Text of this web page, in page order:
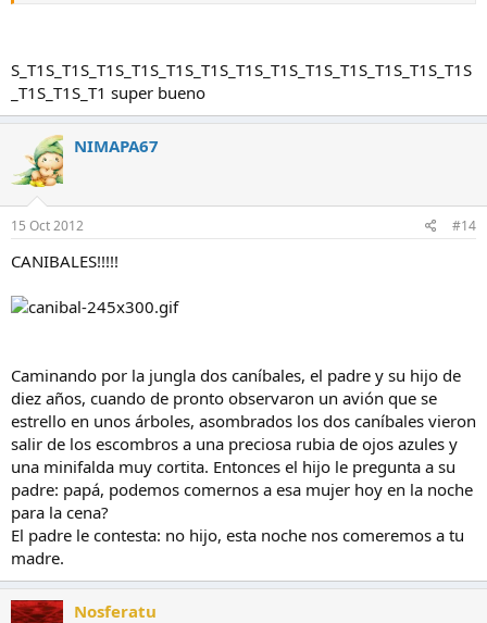
S_T1S_T1S_T1S_T1S_T1S_T1S_T1S_T1S_T1S_T1S_T1S_T1S_T1S
_T1S_T1S_T1 super bueno
NIMAPA67
15 Oct 2012 #14
CANIBALES!!!!!
Caminando por la jungla dos caníbales, el padre y su hijo de
diez años, cuando de pronto observaron un avión que se
estrello en unos árboles, asombrados los dos caníbales vieron
salir de los escombros a una preciosa rubia de ojos azules y
una minifalda muy cortita. Entonces el hijo le pregunta a su
padre: papá, podemos comernos a esa mujer hoy en la noche
para la cena?
El padre le contesta: no hijo, esta noche nos comeremos a tu
madre.
Nosferatu